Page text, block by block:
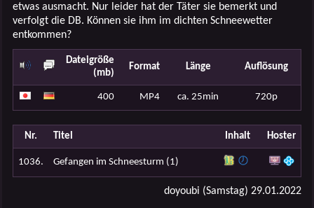
etwas ausmacht. Nur leider hat der Täter sie bemerkt und
verfolgt die DB. Können sie ihm im dichten Schneewetter
entkommen?
Dateigröße
(mb)
Format Länge Auflösung
400 MP4 ca. 25min 720p
Nr. Titel Inhalt Hoster
1036. Gefangen im Schneesturm (1)
doyoubi (Samstag) 29.01.2022